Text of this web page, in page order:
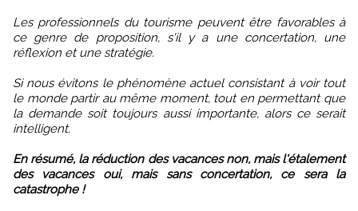
Les professionnels du tourisme peuvent être favorables à
ce genre de proposition, s'il y a une concertation, une
réflexion et une stratégie.
Si nous évitons le phénomène actuel consistant à voir tout
le monde partir au même moment, tout en permettant que
la demande soit toujours aussi importante, alors ce serait
intelligent.
En résumé, la réduction des vacances non, mais l'étalement
des vacances oui, mais sans concertation, ce sera la
catastrophe !